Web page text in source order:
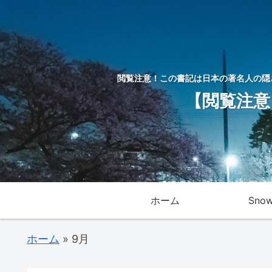
閲覧注意！この書記は日本の著名人の
【閲覧注
ホーム
ホーム » 9月